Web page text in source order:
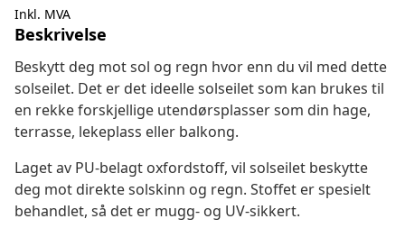
Inkl. MVA
Beskrivelse
Beskytt deg mot sol og regn hvor enn du vil med dette
solseilet. Det er det ideelle solseilet som kan brukes til
en rekke forskjellige utendørsplasser som din hage,
terrasse, lekeplass eller balkong.
Laget av PU-belagt oxfordstoff, vil solseilet beskytte
deg mot direkte solskinn og regn. Stoffet er spesielt
behandlet, så det er mugg- og UV-sikkert.